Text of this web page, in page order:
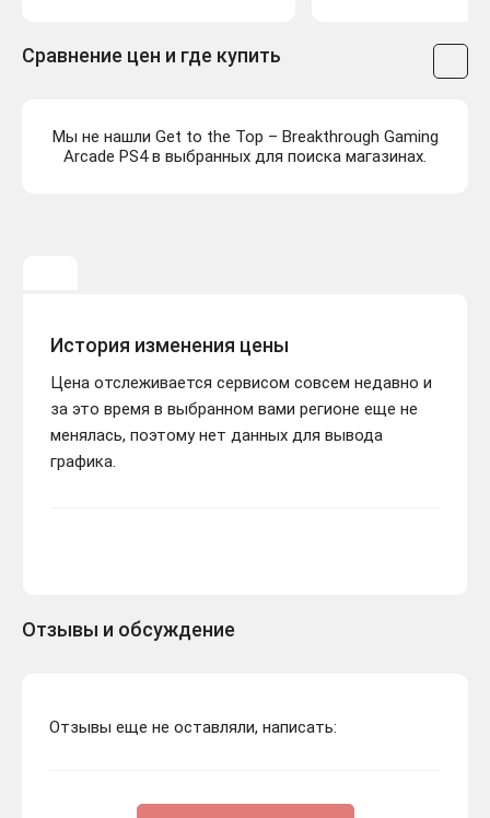
Сравнение цен и где купить
Мы не нашли Get to the Top – Breakthrough Gaming
Arcade PS4 в выбранных для поиска магазинах.
История изменения цены
Цена отслеживается сервисом совсем недавно и
за это время в выбранном вами регионе еще не
менялась, поэтому нет данных для вывода
графика.
Отзывы и обсуждение
Отзывы еще не оставляли, написать: